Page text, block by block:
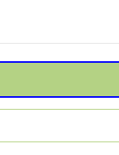
worden anoniem
gebruikt om
op om